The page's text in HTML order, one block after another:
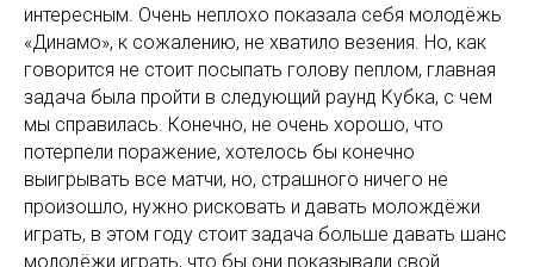
интересным. Очень неплохо показала себя молодёжь
«Динамо», к сожалению, не хватило везения. Но, как
говорится не стоит посыпать голову пеплом, главная
задача была пройти в следующий раунд Кубка, с чем
мы справилась. Конечно, не очень хорошо, что
потерпели поражение, хотелось бы конечно
выигрывать все матчи, но, страшного ничего не
произошло, нужно рисковать и давать молождёжи
играть, в этом году стоит задача больше давать шанс
молодёжи играть, что бы они показывали свой